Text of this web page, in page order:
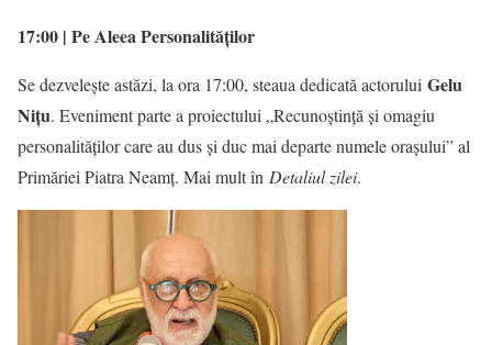
17:00 | Pe Aleea Personalităților
Se dezvelește astăzi, la ora 17:00, steaua dedicată actorului Gelu
Nițu. Eveniment parte a proiectului „Recunoștință și omagiu
personalităților care au dus și duc mai departe numele orașului” al
Primăriei Piatra Neamț. Mai mult în Detaliul zilei.